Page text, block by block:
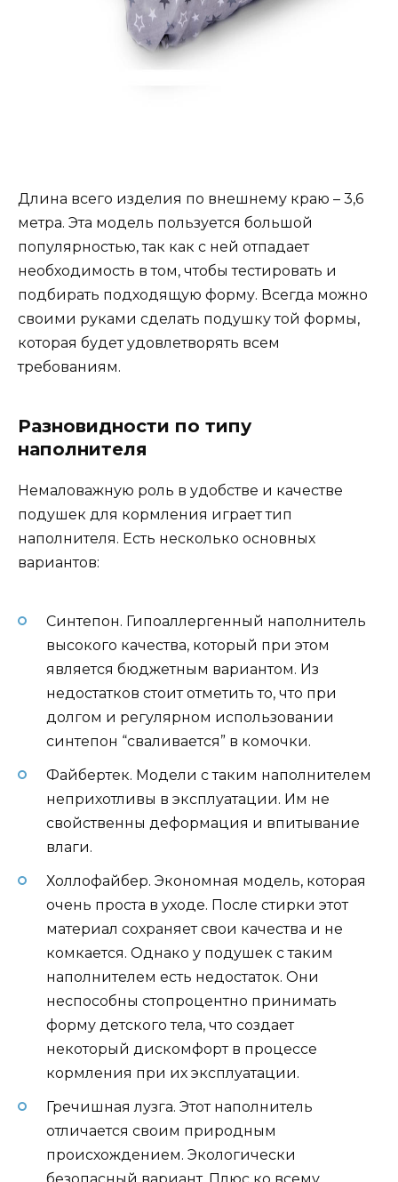
Длина всего изделия по внешнему краю – 3,6
метра. Эта модель пользуется большой
популярностью, так как с ней отпадает
необходимость в том, чтобы тестировать и
подбирать подходящую форму. Всегда можно
своими руками сделать подушку той формы,
которая будет удовлетворять всем
требованиям.
Разновидности по типу
наполнителя
Немаловажную роль в удобстве и качестве
подушек для кормления играет тип
наполнителя. Есть несколько основных
вариантов:
Синтепон. Гипоаллергенный наполнитель
высокого качества, который при этом
является бюджетным вариантом. Из
недостатков стоит отметить то, что при
долгом и регулярном использовании
синтепон “сваливается” в комочки.
Файбертек. Модели с таким наполнителем
неприхотливы в эксплуатации. Им не
свойственны деформация и впитывание
влаги.
Холлофайбер. Экономная модель, которая
очень проста в уходе. После стирки этот
материал сохраняет свои качества и не
комкается. Однако у подушек с таким
наполнителем есть недостаток. Они
неспособны стопроцентно принимать
форму детского тела, что создает
некоторый дискомфорт в процессе
кормления при их эксплуатации.
Гречишная лузга. Этот наполнитель
отличается своим природным
происхождением. Экологически